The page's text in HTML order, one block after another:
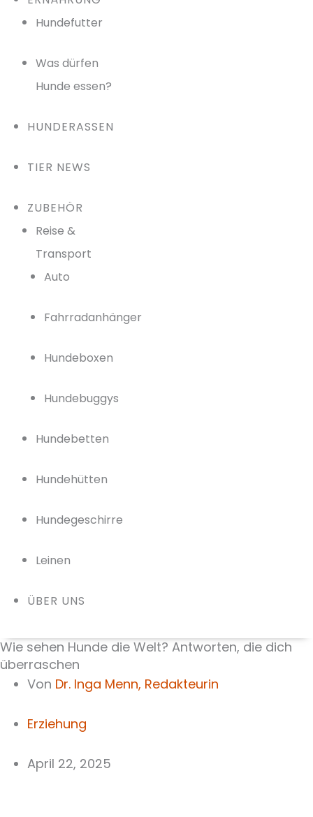
Hundefutter
Was dürfen
Hunde essen?
HUNDERASSEN
TIER NEWS
ZUBEHÖR
Reise &
Transport
Auto
Fahrradanhänger
Hundeboxen
Hundebuggys
Hundebetten
Hundehütten
Hundegeschirre
Leinen
ÜBER UNS
Wie sehen Hunde die Welt? Antworten, die dich
überraschen
Von Dr. Inga Menn, Redakteurin
Erziehung
April 22, 2025